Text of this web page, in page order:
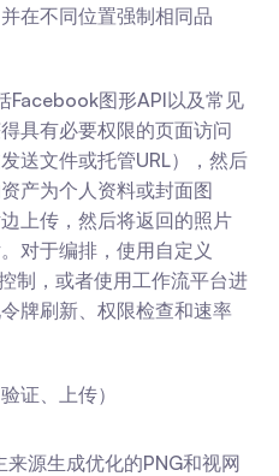
在不同位置强制相同品
Facebook图形API以及常见
具有必要权限的页面访问
送文件或托管URL），然后
产为个人资料或封面图
上传，然后将返回的照片
对于编排，使用自定义
制，或者使用工作流平台进
牌刷新、权限检查和速率
证、上传）
源生成优化的PNG和视网